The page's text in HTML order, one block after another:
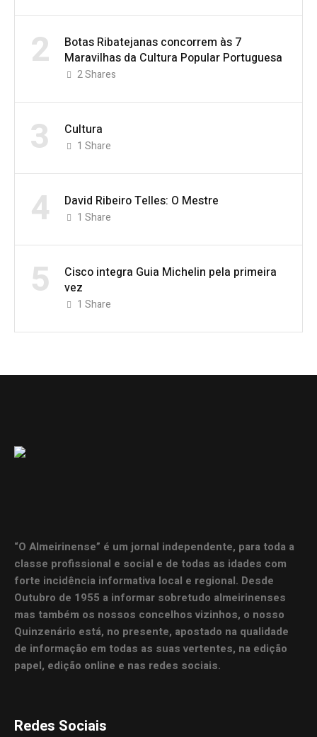
2
Botas Ribatejanas concorrem às 7
Maravilhas da Cultura Popular Portuguesa
2Shares
3 Cultura
1 Share
4 David Ribeiro Telles: O Mestre
1 Share
5
Cisco integra Guia Michelin pela primeira
vez
1 Share
“O Almeirinense” é um jornal independente, para toda a
classe profissional e social e de todas as idades com
forte incidência informativa local e regional. Desde
Outubro de 1955 a informar sobretudo almeirinenses
mas também os nossos concelhos vizinhos, o nosso
Quinzenário está, no presente, apostado na qualidade
de informação em todas as suas vertentes, na edição
papel, edição online e nas redes sociais.
Redes Sociais